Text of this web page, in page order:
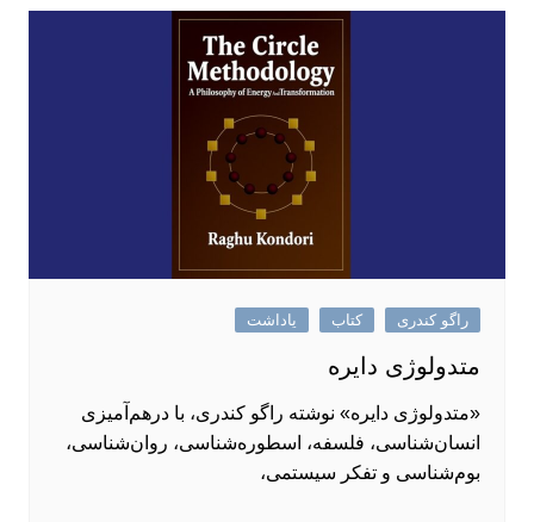
راگو کندری کتاب یاداشت
متدولوژی دایره
«متدولوژی دایره» نوشته راگو کندری، با درهم‌آمیزی
انسان‌شناسی، فلسفه، اسطوره‌شناسی، روان‌شناسی،
بوم‌شناسی و تفکر سیستمی،